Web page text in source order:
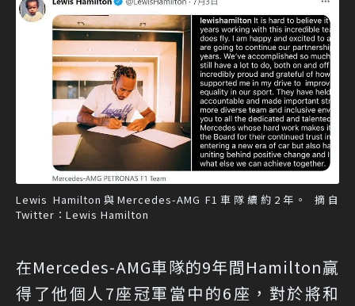
Lewis Hamilton與Mercedes-AMG F1車隊續約2年。 摘自
Twitter：Lewis Hamilton
在Mercedes-AMG車隊的9年間Hamilton贏
得了他個人7座冠軍當中的6座，對於將和